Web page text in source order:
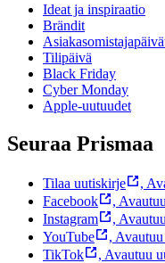
Ideat ja inspiraatio
Brändit
Tilipäivä
Black Friday
Cyber Monday
Apple-uutuudet
Seuraa Prismaa
Tilaa uutiskirje ,
Facebook
,
Instagram
,
YouTube
,
TikTok
, Avautuu